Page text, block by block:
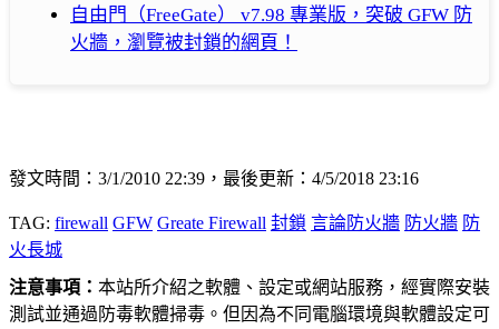
自由門（FreeGate） v7.98 專業版，突破 GFW 防
火牆，瀏覽被封鎖的網頁！
發文時間：3/1/2010 22:39，最後更新：4/5/2018 23:16
TAG: firewall GFW Greate Firewall 封鎖 言論防火牆 防火牆 防
火長城
注意事項： 本站所介紹之軟體、設定或網站服務，經實際安裝
測試並通過防毒軟體掃毒。但因為不同電腦環境與軟體設定可